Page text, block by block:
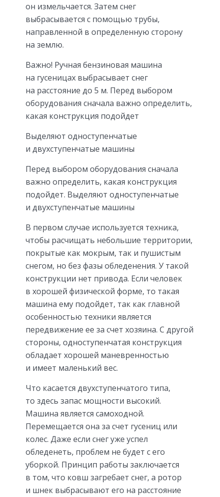
он измельчается. Затем снег
выбрасывается с помощью трубы,
направленной в определенную сторону
на землю.
Важно! Ручная бензиновая машина
на гусеницах выбрасывает снег
на расстояние до 5 м. Перед выбором
оборудования сначала важно определить,
какая конструкция подойдет
Выделяют одноступенчатые
и двухступенчатые машины
Перед выбором оборудования сначала
важно определить, какая конструкция
подойдет. Выделяют одноступенчатые
и двухступенчатые машины
В первом случае используется техника,
чтобы расчищать небольшие территории,
покрытые как мокрым, так и пушистым
снегом, но без фазы обледенения. У такой
конструкции нет привода. Если человек
в хорошей физической форме, то такая
машина ему подойдет, так как главной
особенностью техники является
передвижение ее за счет хозяина. С другой
стороны, одноступенчатая конструкция
обладает хорошей маневренностью
и имеет маленький вес.
Что касается двухступенчатого типа,
то здесь запас мощности высокий.
Машина является самоходной.
Перемещается она за счет гусениц или
колес. Даже если снег уже успел
обледенеть, проблем не будет с его
уборкой. Принцип работы заключается
в том, что ковш загребает снег, а ротор
и шнек выбрасывают его на расстояние